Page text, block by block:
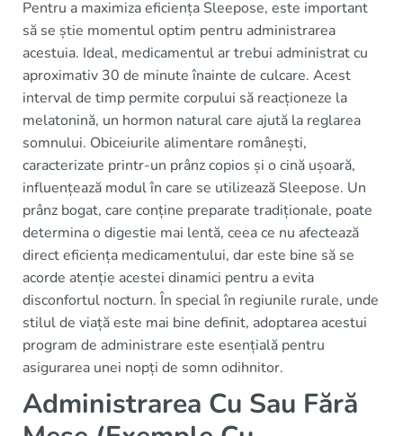
Pentru a maximiza eficiența Sleepose, este important
să se știe momentul optim pentru administrarea
acestuia. Ideal, medicamentul ar trebui administrat cu
aproximativ 30 de minute înainte de culcare. Acest
interval de timp permite corpului să reacționeze la
melatonină, un hormon natural care ajută la reglarea
somnului. Obiceiurile alimentare românești,
caracterizate printr-un prânz copios și o cină ușoară,
influențează modul în care se utilizează Sleepose. Un
prânz bogat, care conține preparate tradiționale, poate
determina o digestie mai lentă, ceea ce nu afectează
direct eficiența medicamentului, dar este bine să se
acorde atenție acestei dinamici pentru a evita
disconfortul nocturn. În special în regiunile rurale, unde
stilul de viață este mai bine definit, adoptarea acestui
program de administrare este esențială pentru
asigurarea unei nopți de somn odihnitor.
Administrarea Cu Sau Fără